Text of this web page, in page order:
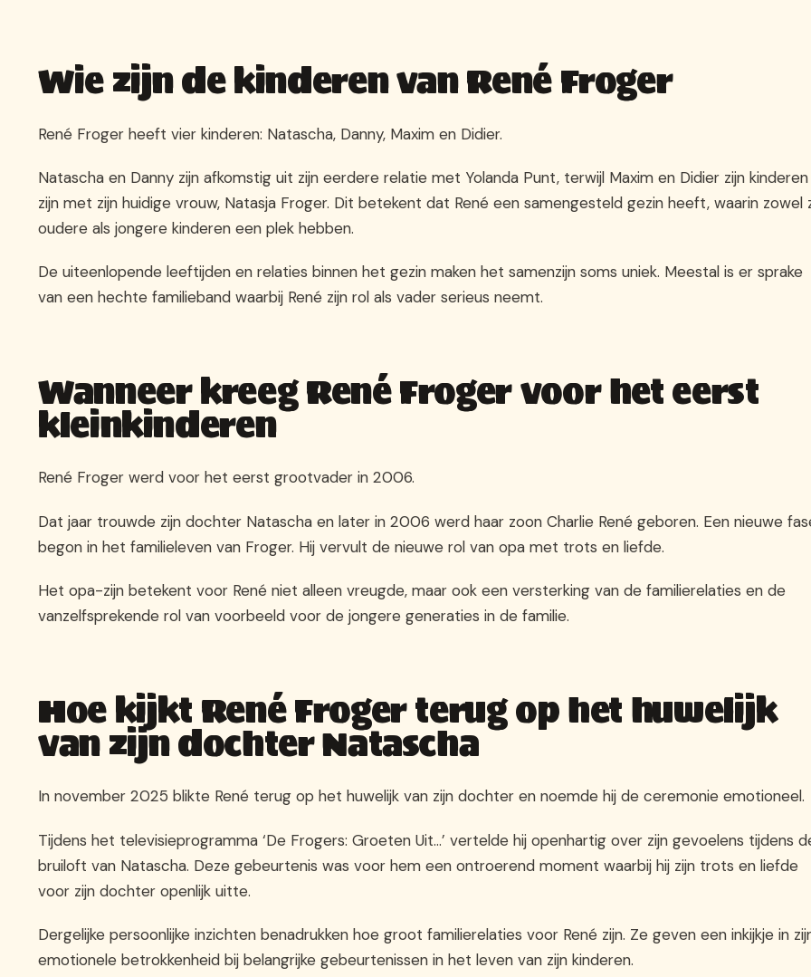
Wie zijn de kinderen van René Froger
René Froger heeft vier kinderen: Natascha, Danny, Maxim en Didier.
Natascha en Danny zijn afkomstig uit zijn eerdere relatie met Yolanda Punt, terwijl Maxim en Didier zijn kinderen
zijn met zijn huidige vrouw, Natasja Froger. Dit betekent dat René een samengesteld gezin heeft, waarin zowel
oudere als jongere kinderen een plek hebben.
De uiteenlopende leeftijden en relaties binnen het gezin maken het samenzijn soms uniek. Meestal is er sprake
van een hechte familieband waarbij René zijn rol als vader serieus neemt.
Wanneer kreeg René Froger voor het eerst
kleinkinderen
René Froger werd voor het eerst grootvader in 2006.
Dat jaar trouwde zijn dochter Natascha en later in 2006 werd haar zoon Charlie René geboren. Een nieuwe
begon in het familieleven van Froger. Hij vervult de nieuwe rol van opa met trots en liefde.
Het opa-zijn betekent voor René niet alleen vreugde, maar ook een versterking van de familierelaties en de
vanzelfsprekende rol van voorbeeld voor de jongere generaties in de familie.
Hoe kijkt René Froger terug op het huwelijk
van zijn dochter Natascha
In november 2025 blikte René terug op het huwelijk van zijn dochter en noemde hij de ceremonie emotioneel.
Tijdens het televisieprogramma ‘De Frogers: Groeten Uit…’ vertelde hij openhartig over zijn gevoelens tijdens
bruiloft van Natascha. Deze gebeurtenis was voor hem een ontroerend moment waarbij hij zijn trots en liefde
voor zijn dochter openlijk uitte.
Dergelijke persoonlijke inzichten benadrukken hoe groot familierelaties voor René zijn. Ze geven een inkijkje in
emotionele betrokkenheid bij belangrijke gebeurtenissen in het leven van zijn kinderen.